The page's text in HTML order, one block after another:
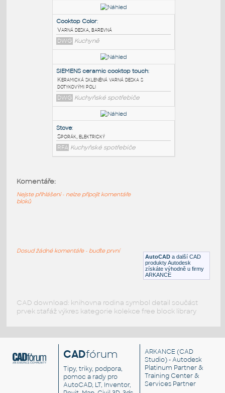
PODOBNÉ BLOKY
Kuchyně - spotřebiče - varná deska
Kuchyně - spotřebiče - varná deska
RFA Kuchyňské spotřebiče
Cooktop Color:
Varná deska, barevná
DWG Kuchyně
dotykovými poli
Sporák, elektrický
Kuchyňské spotřebiče
AutoCAD a další CAD
produkty Autodesk
získáte výhodně u firmy
ARKANCE
Komentáře:
Nejste přihlášeni - nelze připojit komentáře
bloků
Dosud žádné komentáře - buďte první
CAD download: knihovna rodina symbol detail součást
prvek stafáž výkres kategorie kolekce free block library
CADfórum
Tipy, triky, podpora,
pomoc a rady pro
AutoCAD, LT, Inventor,
ARKANCE (CAD
Studio) - Autodesk
Platinum Partner &
Training Center &
Services Partner